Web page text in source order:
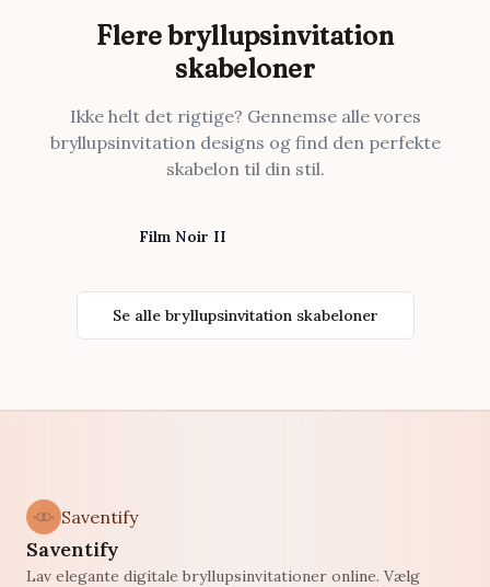
Flere bryllupsinvitation
skabeloner
Ikke helt det rigtige? Gennemse alle vores
bryllupsinvitation designs og find den perfekte
skabelon til din stil.
Film Noir II
Se alle bryllupsinvitation skabeloner
Saventify
Saventify
Lav elegante digitale bryllupsinvitationer online. Vælg